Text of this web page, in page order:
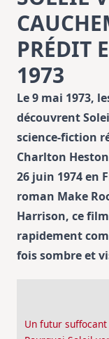
PRÉDIT
1973
Le 9 mai 1973,
découvrent
science-fiction
Charlton
26 juin 1974 en
roman Make
Harrison, ce
rapidement
fois sombre et
Un futur